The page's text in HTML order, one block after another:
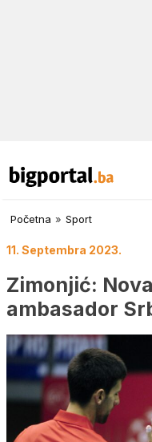
Početna » Sport
11. Septembra 2023.
Zimonjić:
ambasador